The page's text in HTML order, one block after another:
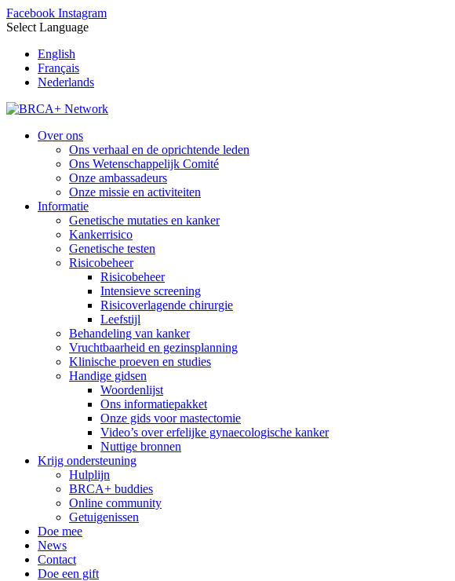
Facebook Instagram
Select Language
English
Français
Nederlands
Over ons
Ons verhaal en de oprichtende leden
Ons Wetenschappelijk Comité
Onze ambassadeurs
Onze missie en activiteiten
Informatie
Genetische mutaties en kanker
Kankerrisico
Genetische testen
Risicobeheer
Risicobeheer
Intensieve screening
Risicoverlagende chirurgie
Leefstijl
Behandeling van kanker
Vruchtbaarheid en gezinsplanning
Klinische proeven en studies
Handige gidsen
Woordenlijst
Ons informatiepakket
Onze gids voor mastectomie
Video’s over erfelijke gynaecologische kanker
Nuttige bronnen
Krijg ondersteuning
Hulplijn
BRCA+ buddies
Online community
Getuigenissen
Doe mee
News
Contact
Doe een gift